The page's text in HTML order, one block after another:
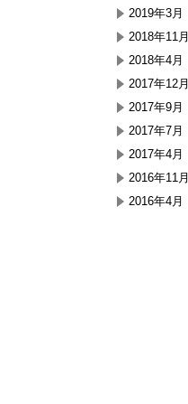
2019年3月
2018年11月
2018年4月
2017年12月
2017年9月
2017年7月
2017年4月
2016年11月
2016年4月